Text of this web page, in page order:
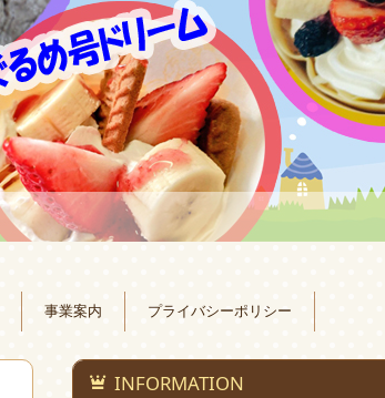
事業案内 プライバシーポリシー
INFORMATION